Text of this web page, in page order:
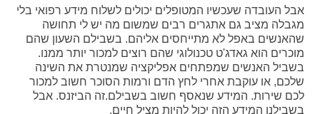
אבל העובדה שעכשיו המטופלים יכולים לשלוח מידע רפואי בלי
מגבלה מציב גם אתגרים רבים שמשום מה יש לי תחושה
שהאנשים באפל לא מתייחסים אליהם. בשבילם השעון שהם
מוכרים הוא גאדג'ט טכנולוגי שהם רוצים למכור יותר ממנו.
בשביל האנשים שמפתחים אפליקציה שמנטרת את השינה
שלכם, או עוקבת אחרי לחץ הדם ורמות הסוכר חשוב למכור
לכם שירות. המידע שנאסף חשוב בשבילם.זה הביזנס. אבל
בשבילנו המידע הזה יכול להיות מציל חיים.